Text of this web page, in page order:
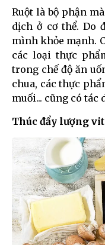
Ruột là bộ phận
dịch ở cơ thể. Do
mình khỏe mạnh.
các loại thực
trong chế độ ăn
chua, các thực
muối... cũng có tác
Thúc đẩy lượng